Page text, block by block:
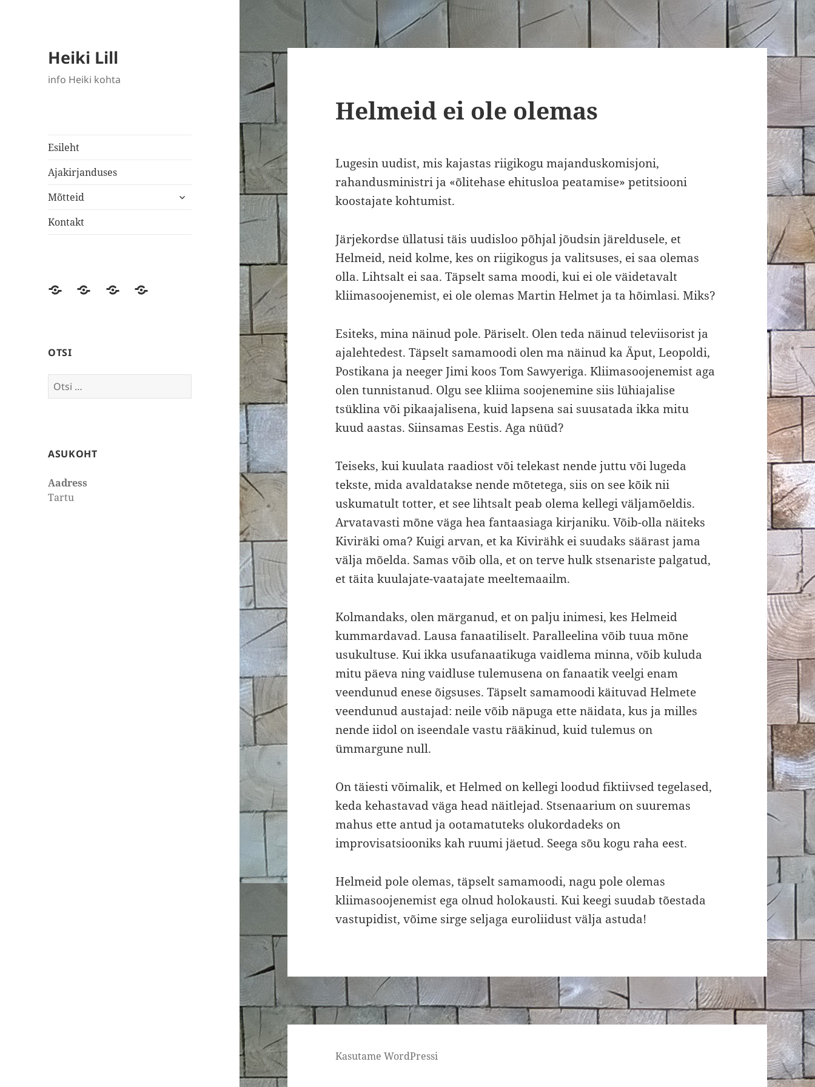
Heiki Lill
info Heiki kohta
Esileht
Ajakirjanduses
Mõtteid
laienda
Kontakt
EsilehtAjakirjanduses
MõtteidKontakt
OTSI
Otsi:
ASUKOHT
Aadress
Tartu
Helmeid ei ole olemas
Lugesin uudist, mis kajastas riigikogu majanduskomisjoni,
rahandusministri ja «õlitehase ehitusloa peatamise» petitsiooni
koostajate kohtumist.
Järjekordse üllatusi täis uudisloo põhjal jõudsin järeldusele, et
Helmeid, neid kolme, kes on riigikogus ja valitsuses, ei saa olemas
olla. Lihtsalt ei saa. Täpselt sama moodi, kui ei ole väidetavalt
kliimasoojenemist, ei ole olemas Martin Helmet ja ta hõimlasi. Miks?
Esiteks, mina näinud pole. Päriselt. Olen teda näinud televiisorist ja
ajalehtedest. Täpselt samamoodi olen ma näinud ka Äput, Leopoldi,
Postikana ja neeger Jimi koos Tom Sawyeriga. Kliimasoojenemist aga
olen tunnistanud. Olgu see kliima soojenemine siis lühiajalise
tsüklina või pikaajalisena, kuid lapsena sai suusatada ikka mitu
kuud aastas. Siinsamas Eestis. Aga nüüd?
Teiseks, kui kuulata raadiost või telekast nende juttu või lugeda
tekste, mida avaldatakse nende mõtetega, siis on see kõik nii
uskumatult totter, et see lihtsalt peab olema kellegi väljamõeldis.
Arvatavasti mõne väga hea fantaasiaga kirjaniku. Võib-olla näiteks
Kiviräki oma? Kuigi arvan, et ka Kivirähk ei suudaks säärast jama
välja mõelda. Samas võib olla, et on terve hulk stsenariste palgatud,
et täita kuulajate-vaatajate meeltemaailm.
Kolmandaks, olen märganud, et on palju inimesi, kes Helmeid
kummardavad. Lausa fanaatiliselt. Paralleelina võib tuua mõne
usukultuse. Kui ikka usufanaatikuga vaidlema minna, võib kuluda
mitu päeva ning vaidluse tulemusena on fanaatik veelgi enam
veendunud enese õigsuses. Täpselt samamoodi käituvad Helmete
veendunud austajad: neile võib näpuga ette näidata, kus ja milles
nende iidol on iseendale vastu rääkinud, kuid tulemus on
ümmargune null.
On täiesti võimalik, et Helmed on kellegi loodud fiktiivsed tegelased,
keda kehastavad väga head näitlejad. Stsenaarium on suuremas
mahus ette antud ja ootamatuteks olukordadeks on
improvisatsiooniks kah ruumi jäetud. Seega sõu kogu raha eest.
Helmeid pole olemas, täpselt samamoodi, nagu pole olemas
kliimasoojenemist ega olnud holokausti. Kui keegi suudab tõestada
vastupidist, võime sirge seljaga euroliidust välja astuda!
Kasutame WordPressi